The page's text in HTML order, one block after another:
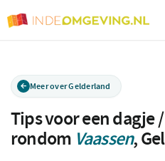
Meer over Gelderland
Tips voor een dagje
rondom Vaassen,